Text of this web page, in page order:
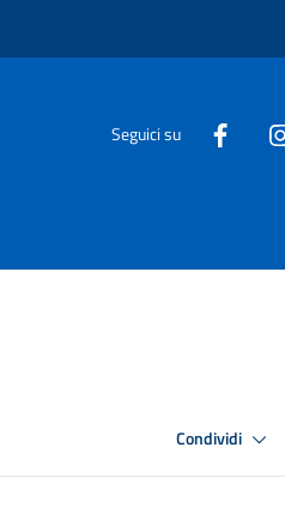
Seguici su
Condividi